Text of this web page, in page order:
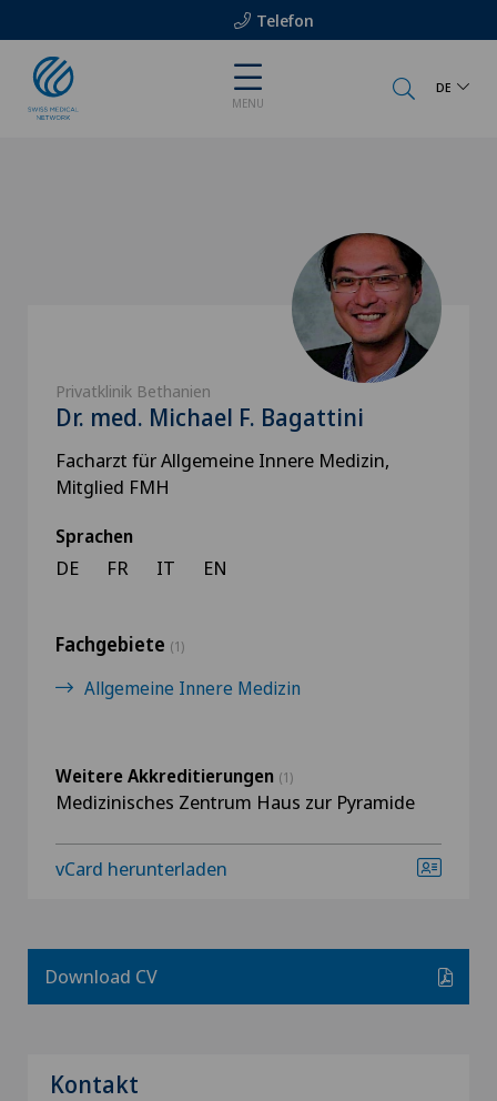
Telefon
MENU
DE
Privatklinik Bethanien
Dr. med. Michael F. Bagattini
Facharzt für Allgemeine Innere Medizin,
Mitglied FMH
Sprachen
DE FR IT EN
Fachgebiete (1)
Allgemeine Innere Medizin
Weitere Akkreditierungen (1)
Medizinisches Zentrum Haus zur Pyramide
vCard herunterladen
Download CV
Kontakt